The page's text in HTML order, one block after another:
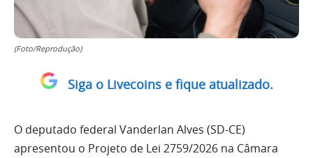
(Foto/Reprodução)
Siga o Livecoins e fique atualizado.
O deputado federal Vanderlan Alves (SD-CE)
apresentou o Projeto de Lei 2759/2026 na Câmara